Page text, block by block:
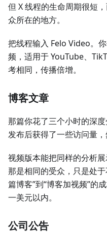
但 X 线程的生命周期很短
众所在的地方。
把线程输入 Felo Video。
频，适用于 YouTube、
考相同，传播倍增。
博客文章
那篇你花了三个小时的深度
发布后获得了一些访问量，
视频版本能把同样的分析展
那是相同的受众，只是处
篇博客”到“博客加视频”的
一美元以内。
公司公告